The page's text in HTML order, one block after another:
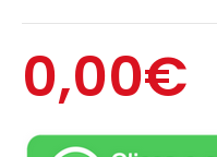
0,00€